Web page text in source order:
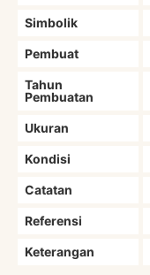
Simbolik
Pembuat
Tahun
Pembuatan
Ukuran
Kondisi
Catatan
Referensi
Keterangan